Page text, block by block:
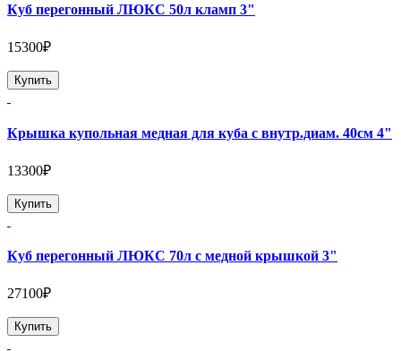
Куб перегонный ЛЮКС 50л кламп 3"
15300₽
Купить
Крышка купольная медная для куба с внутр.диам. 40см 4"
13300₽
Купить
Куб перегонный ЛЮКС 70л с медной крышкой 3"
27100₽
Купить